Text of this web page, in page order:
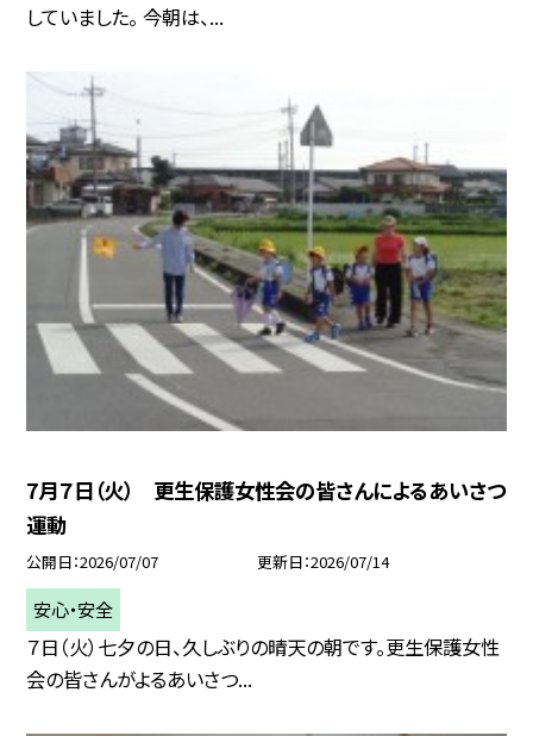
していました。 今朝は、...
7月７日（火） 更生保護女性会の皆さんによるあいさつ
運動
公開日 2026/07/07 更新日 2026/07/14
安心・安全
７日（火）七夕の日、久しぶりの晴天の朝です。更生保護女性
会の皆さんがよるあいさつ...